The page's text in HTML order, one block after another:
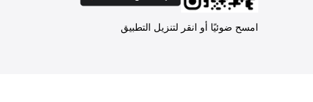
امسح ضوئيًا أو انقر لتنزيل التطبيق